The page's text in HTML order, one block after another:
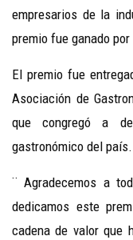
empresarios de la
premio fue ganado
El premio fue
Asociación de
que congregó a
gastronómico del país.
¨ Agradecemos a
dedicamos este
cadena de valor que